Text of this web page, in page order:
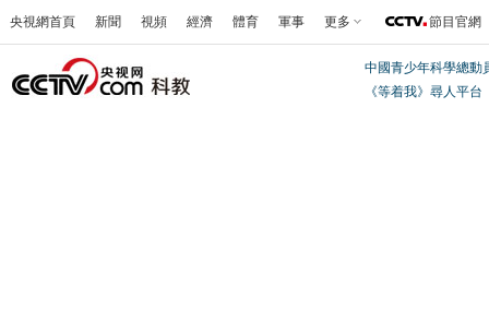
央視網首頁 新聞 視頻 經濟 體育 軍事 更多 節目官網
中國青少年科學總動
《等着我》尋人平台